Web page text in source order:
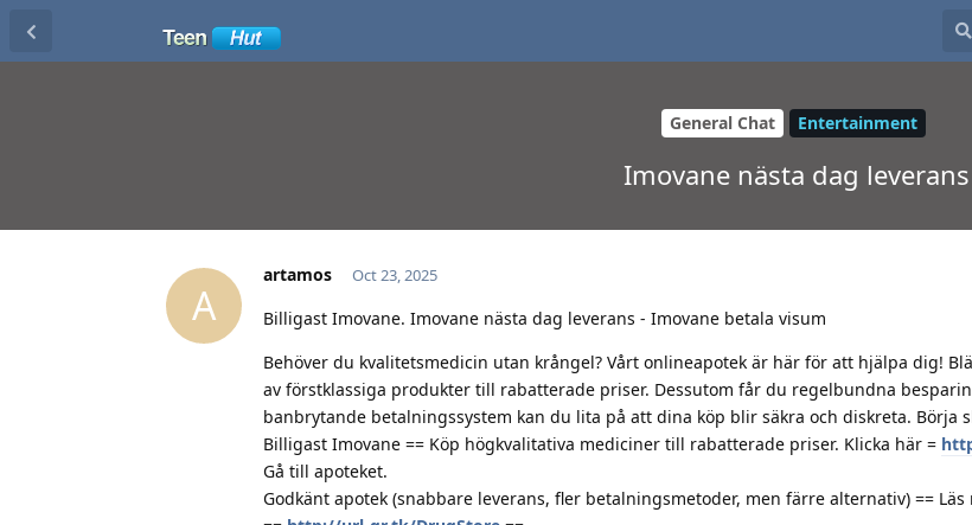
General Chat Entertainment
Imovane nästa dag leverans
A
artamos Oct 23, 2025
Billigast Imovane. Imovane nästa dag leverans - Imovane betala visum
Behöver du kvalitetsmedicin utan krångel? Vårt onlineapotek är här för att hjälpa dig!
av förstklassiga produkter till rabatterade priser. Dessutom får du regelbundna
banbrytande betalningssystem kan du lita på att dina köp blir säkra och diskreta. Börja
Billigast Imovane == Köp högkvalitativa mediciner till rabatterade priser. Klicka här =
Gå till apoteket.
Godkänt apotek (snabbare leverans, fler betalningsmetoder, men färre alternativ) == Läs